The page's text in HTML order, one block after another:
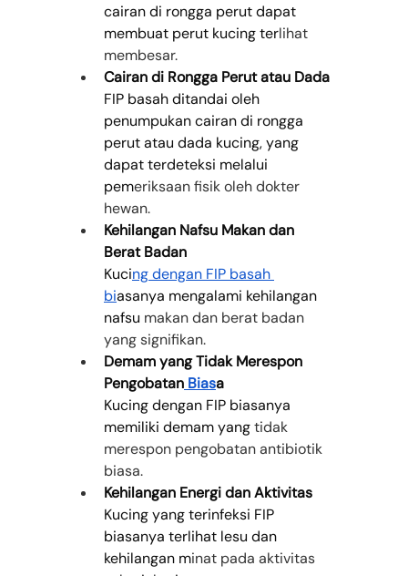
cairan di rongga perut dapat
membuat perut kucing terlihat
membesar.
Cairan di Rongga Perut atau Dada
FIP basah ditandai oleh
penumpukan cairan di rongga
perut atau dada kucing, yang
dapat terdeteksi melalui
pemeriksaan fisik oleh dokter
hewan.
Kehilangan Nafsu Makan dan
Berat Badan
Kucing dengan FIP basah
biasanya mengalami kehilangan
nafsu makan dan berat badan
yang signifikan.
Demam yang Tidak Merespon
Pengobatan Biasa
Kucing dengan FIP biasanya
memiliki demam yang tidak
merespon pengobatan antibiotik
biasa.
Kehilangan Energi dan Aktivitas
Kucing yang terinfeksi FIP
biasanya terlihat lesu dan
kehilangan minat pada aktivitas